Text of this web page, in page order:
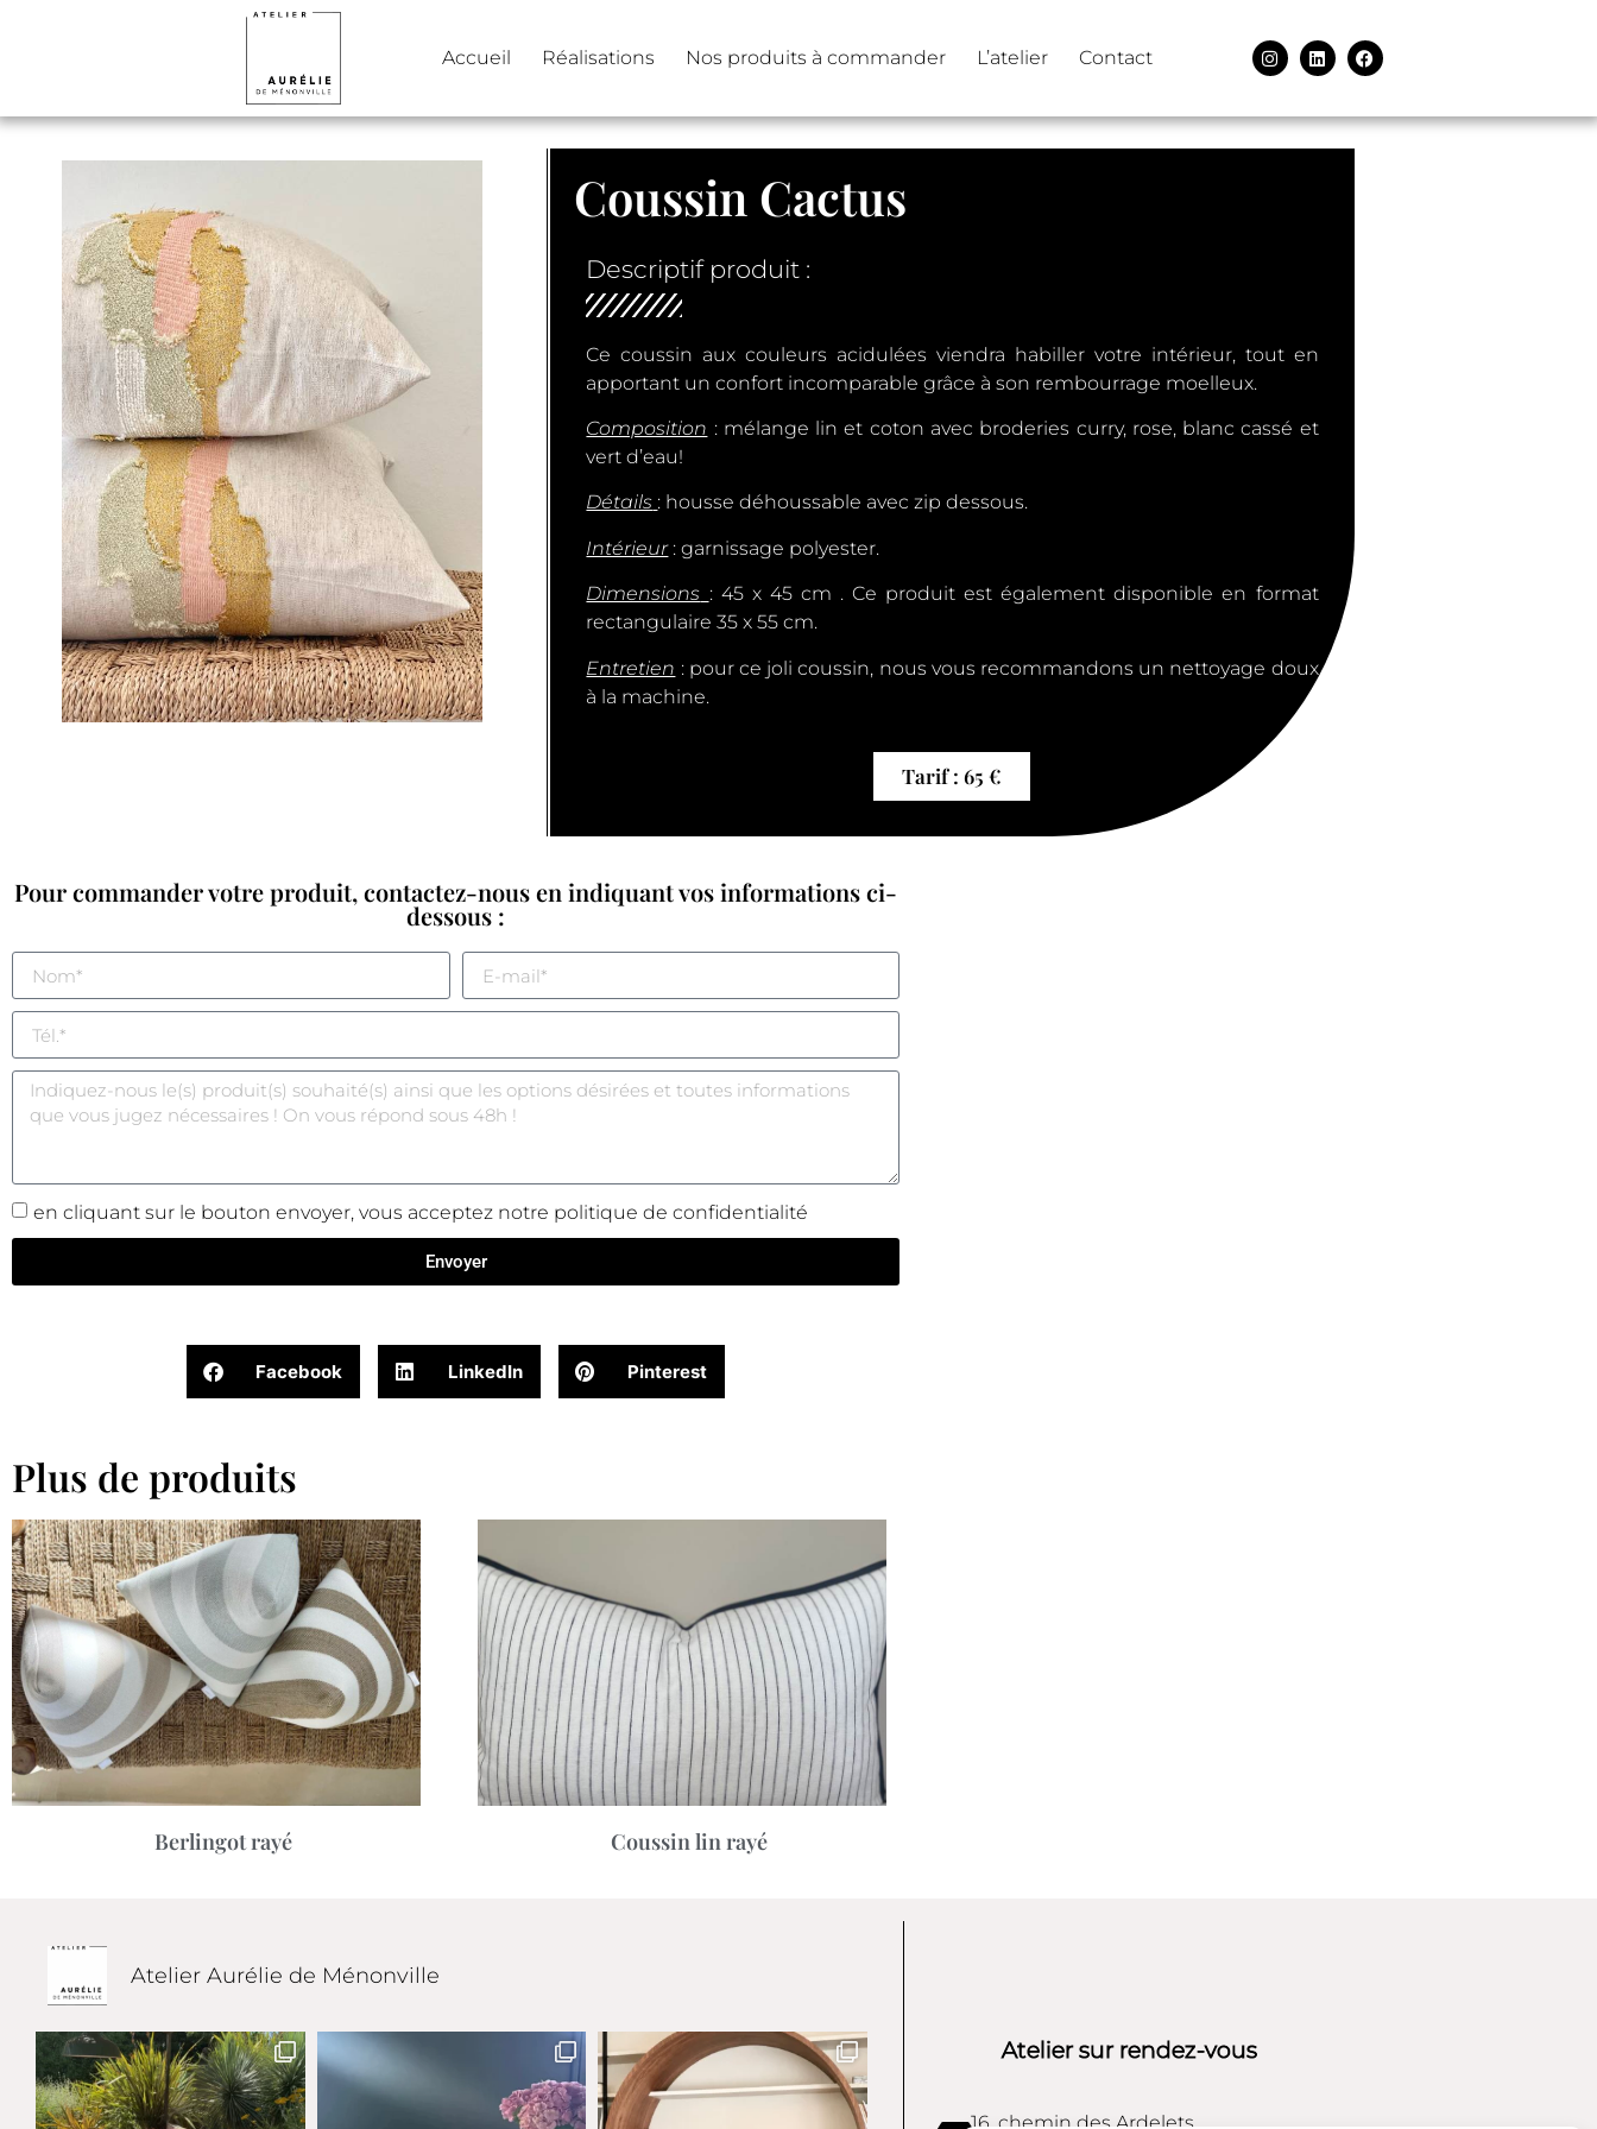
Accueil Réalisations Nos produits à commander L’atelier Contact
Coussin Cactus
Descriptif produit :
Ce coussin aux couleurs acidulées viendra habiller votre intérieur, tout en
apportant un confort incomparable grâce à son rembourrage moelleux.
Composition : mélange lin et coton avec broderies curry, rose, blanc cassé et
vert d’eau!
Détails : housse déhoussable avec zip dessous.
Intérieur: garnissage polyester.
Dimensions : 45 x 45 cm . Ce produit est également disponible en format
rectangulaire 35 x 55 cm.
Entretien : pour ce joli coussin, nous vous recommandons un nettoyage doux
à la machine.
Tarif : 65 €
Pour commander votre produit, contactez-nous en indiquant vos informations ci-
dessous :
en cliquant sur le bouton envoyer, vous acceptez notre politique de confidentialité
Envoyer
Facebook LinkedIn Pinterest
Plus de produits
Berlingot rayé Coussin lin rayé
Atelier Aurélie de Ménonville
Atelier sur rendez-vous
16, chemin des Ardelets